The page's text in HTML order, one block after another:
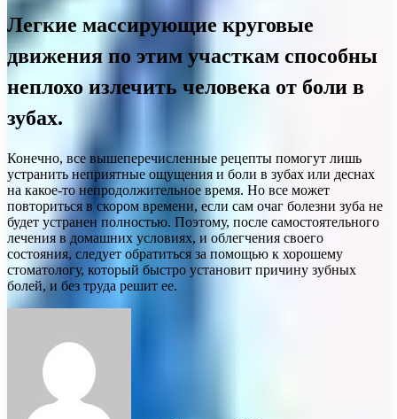
Легкие массирующие круговые
движения по этим участкам способны
неплохо излечить человека от боли в
зубах.
Конечно, все вышеперечисленные рецепты помогут лишь
устранить неприятные ощущения и боли в зубах или деснах
на какое-то непродолжительное время. Но все может
повториться в скором времени, если сам очаг болезни зуба не
будет устранен полностью. Поэтому, после самостоятельного
лечения в домашних условиях, и облегчения своего
состояния, следует обратиться за помощью к хорошему
стоматологу, который быстро установит причину зубных
болей, и без труда решит ее.